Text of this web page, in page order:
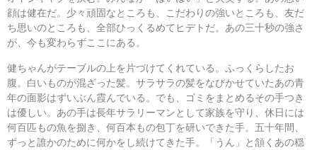
顔は健在だ。少々頑固なところも、こだわりの強いところも、友だ
ち思いのところも、全部ひっくるめてヒデトだ。あの三十秒の強さ
が、今も変わらずここにある。
健ちゃんがテーブルの上を片づけてくれている。ふっくらしたお
腹。白いものが混ざった髪。サラサラの髪をなびかせていたあの青
年の面影はずいぶん霞んでいる。でも、ゴミをまとめるその手つき
は優しい。あの手は長年サラリーマンとして家族を守り、休日には
何百匹もの魚を捌き、何百本もの包丁を研いできた手。五十年間、
ずっと誰かのために何かをし続けてきた手。「うん」と頷くあの穏